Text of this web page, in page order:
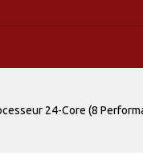
24-Core (8